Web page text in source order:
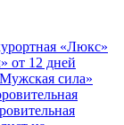
«Люкс»
от 12 дней
сила»